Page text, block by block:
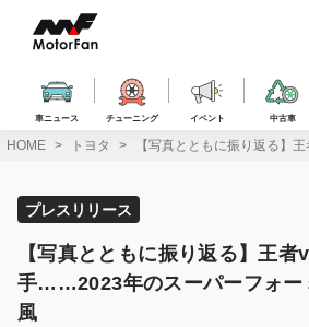
ス
車ニュース チューニング イベント 中古車
HOME トヨタ 【写真とともに振り返る】
プレスリリース
【写真とともに振り返る】王
手……2023年のスーパーフォー
風